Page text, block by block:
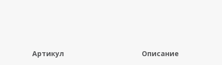
Артикул Описание